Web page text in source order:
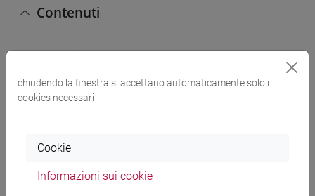
Contenuti
Introduzione al corso, e concetti di base
Evoluzione dell'ambiente competitivo
Principi di analisi della concorrenza
chain
Principi di marketing
chiudendo la finestra si accettano automaticamente solo i
cookies necessari
Cookie
Informazioni sui cookie